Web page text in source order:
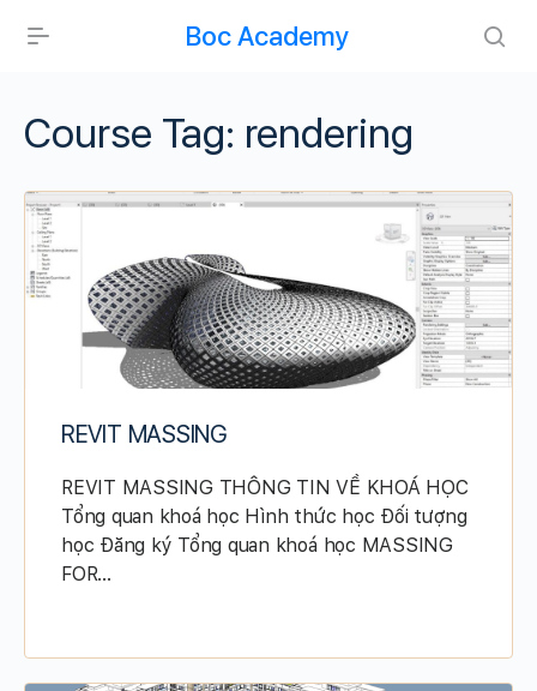
Boc Academy
Course Tag: rendering
REVIT MASSING
REVIT MASSING THÔNG TIN VỀ KHOÁ HỌC
Tổng quan khoá học Hình thức học Đối tượng
học Đăng ký Tổng quan khoá học MASSING
FOR…